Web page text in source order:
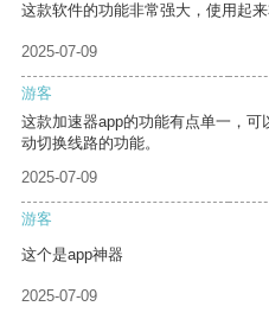
这款软件的功能非常强大，使用起来
2025-07-09
游客
这款加速器app的功能有点单一，
动切换线路的功能。
2025-07-09
游客
这个是app神器
2025-07-09